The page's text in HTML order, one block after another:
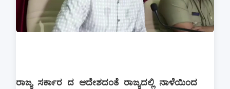
ರಾಜ್ಯ ಸರ್ಕಾರ ದ ಆದೇಶದಂತೆ ರಾಜ್ಯದಲ್ಲಿ ನಾಳೆಯಿಂದ